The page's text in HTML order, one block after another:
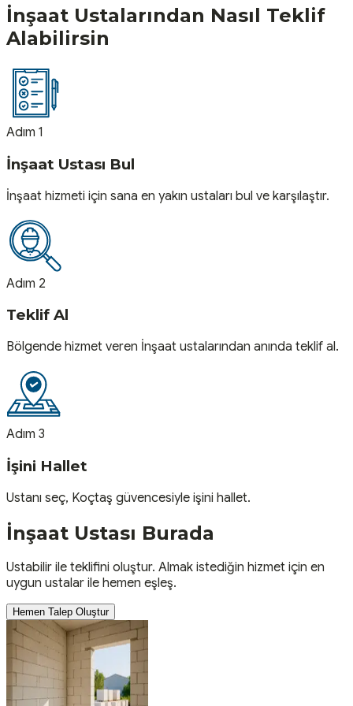
İnşaat Ustalarından Nasıl Teklif
Alabilirsin
Adım 1
İnşaat Ustası Bul
İnşaat hizmeti için sana en yakın ustaları bul ve karşılaştır.
Adım 2
Teklif Al
Bölgende hizmet veren İnşaat ustalarından anında teklif al.
Adım 3
İşini Hallet
Ustanı seç, Koçtaş güvencesiyle işini hallet.
İnşaat Ustası Burada
Ustabilir ile teklifini oluştur. Almak istediğin hizmet için en
uygun ustalar ile hemen eşleş.
Hemen Talep Oluştur